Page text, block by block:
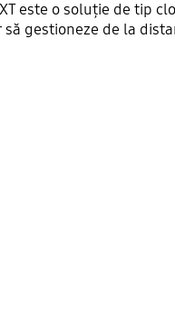
este o soluție de tip
gestioneze de la